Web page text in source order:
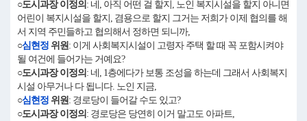
○도시과장 이정의 : 네, 아직 어떤 걸 할지, 노인 복지시설을 할지 아니면
어린이 복지시설을 할지, 겸용으로 할지 그거는 저희가 이제 협의를 해
서 지역 주민들하고 협의해서 정하면 되니까,
○심현정 위원: 이게 사회복지시설이 고령자 주택 할 때 꼭 포함시켜야
될 여건에 들어가는 거예요?
○도시과장 이정의 : 네, 1층에다가 보통 조성을 하는데 그래서 사회복지
시설 아무거나 다 됩니다. 노인 지금,
○심현정 위원: 경로당이 들어갈 수도 있고?
○도시과장 이정의 : 경로당은 당연히 이거 말고도 아파트,